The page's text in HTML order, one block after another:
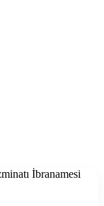
İbranamesi